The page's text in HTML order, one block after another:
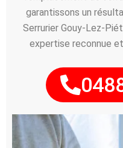
garantissons un
Serrurier Gouy-Lez-
expertise reconnue